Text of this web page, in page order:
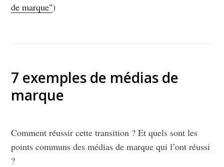
de marque")
7 exemples de médias de
marque
Comment réussir cette transition ? Et quels sont les
points communs des médias de marque qui l’ont réussi
?